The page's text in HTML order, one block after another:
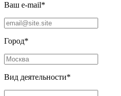
Ваш e-mail*
Город*
Вид деятельности*